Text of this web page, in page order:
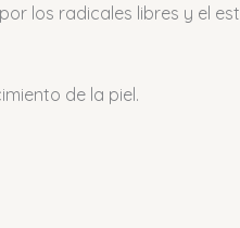
los radicales libres y el
de la piel.